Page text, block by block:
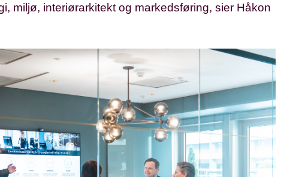
miljø, interiørarkitekt og markedsføring, sier Håkon